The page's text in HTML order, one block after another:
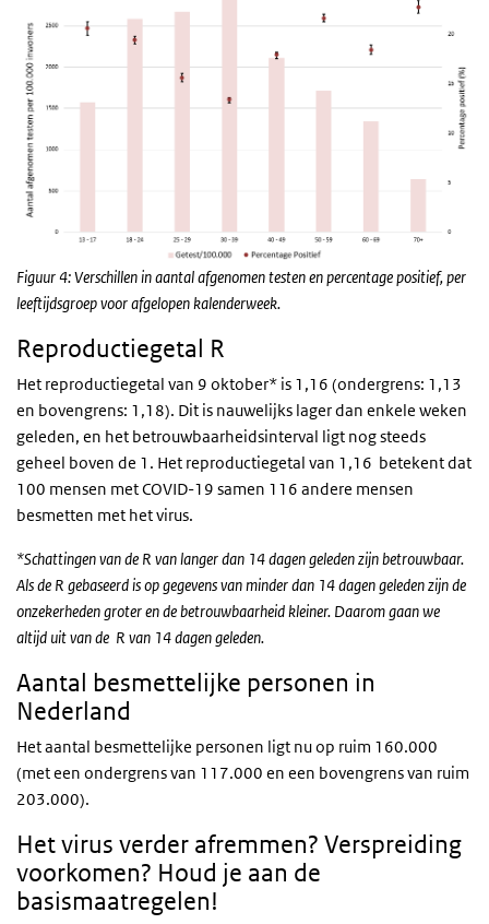
Figuur 4: Verschillen in aantal afgenomen testen en percentage positief, per
leeftijdsgroep voor afgelopen kalenderweek.
Reproductiegetal R
Het reproductiegetal van 9 oktober* is 1,16 (ondergrens: 1,13
en bovengrens: 1,18). Dit is nauwelijks lager dan enkele weken
geleden, en het betrouwbaarheidsinterval ligt nog steeds
geheel boven de 1. Het reproductiegetal van 1,16 betekent dat
100 mensen met COVID-19 samen 116 andere mensen
besmetten met het virus.
*Schattingen van de R van langer dan 14 dagen geleden zijn betrouwbaar.
Als de R gebaseerd is op gegevens van minder dan 14 dagen geleden zijn de
onzekerheden groter en de betrouwbaarheid kleiner. Daarom gaan we
altijd uit van de R van 14 dagen geleden.
Aantal besmettelijke personen in
Nederland
Het aantal besmettelijke personen ligt nu op ruim 160.000
(met een ondergrens van 117.000 en een bovengrens van ruim
203.000).
Het virus verder afremmen? Verspreiding
voorkomen? Houd je aan de
basismaatregelen!